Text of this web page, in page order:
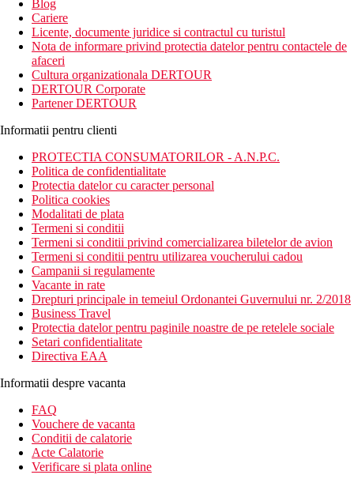
Blog
Cariere
Licente, documente juridice si contractul cu turistul
Nota de informare privind protectia datelor pentru contactele de
afaceri
Cultura organizationala DERTOUR
DERTOUR Corporate
Partener DERTOUR
Informatii pentru clienti
PROTECTIA CONSUMATORILOR - A.N.P.C.
Politica de confidentialitate
Protectia datelor cu caracter personal
Politica cookies
Modalitati de plata
Termeni si conditii
Termeni si conditii privind comercializarea biletelor de avion
Termeni si conditii pentru utilizarea voucherului cadou
Campanii si regulamente
Vacante in rate
Drepturi principale in temeiul Ordonantei Guvernului nr. 2/2018
Business Travel
Protectia datelor pentru paginile noastre de pe retelele sociale
Setari confidentialitate
Directiva EAA
Informatii despre vacanta
FAQ
Vouchere de vacanta
Conditii de calatorie
Acte Calatorie
Verificare si plata online